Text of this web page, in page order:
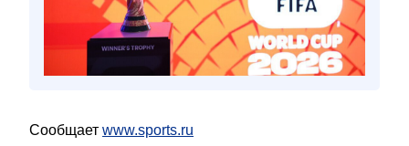
Сообщает www.sports.ru